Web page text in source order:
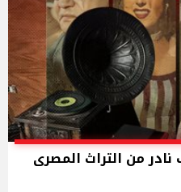
من التراث المصرى